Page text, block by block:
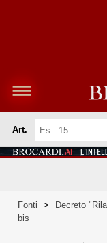
Art.
Fonti > Decreto
bis